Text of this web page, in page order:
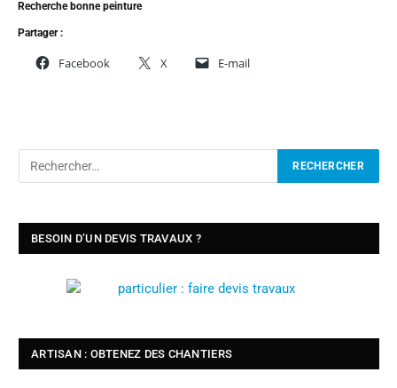
Recherche bonne peinture
Partager :
Facebook X E-mail
BESOIN D’UN DEVIS TRAVAUX ?
ARTISAN : OBTENEZ DES CHANTIERS